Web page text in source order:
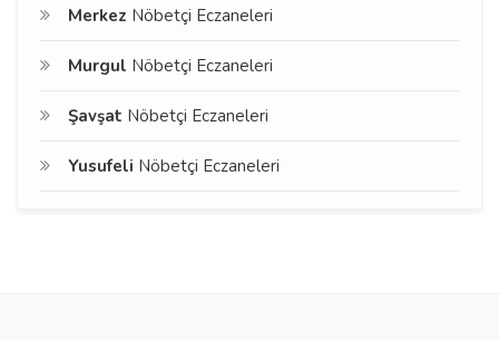
Merkez Nöbetçi Eczaneleri
Murgul Nöbetçi Eczaneleri
Şavşat Nöbetçi Eczaneleri
Yusufeli Nöbetçi Eczaneleri